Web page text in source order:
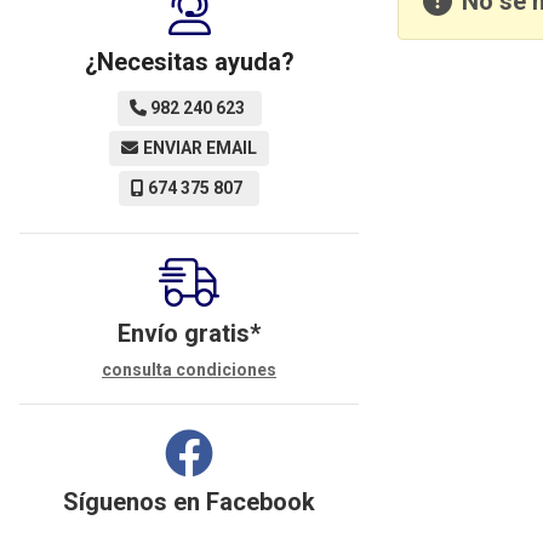
¿Necesitas ayuda?
982 240 623
ENVIAR EMAIL
674 375 807
Envío gratis*
consulta condiciones
Síguenos en Facebook